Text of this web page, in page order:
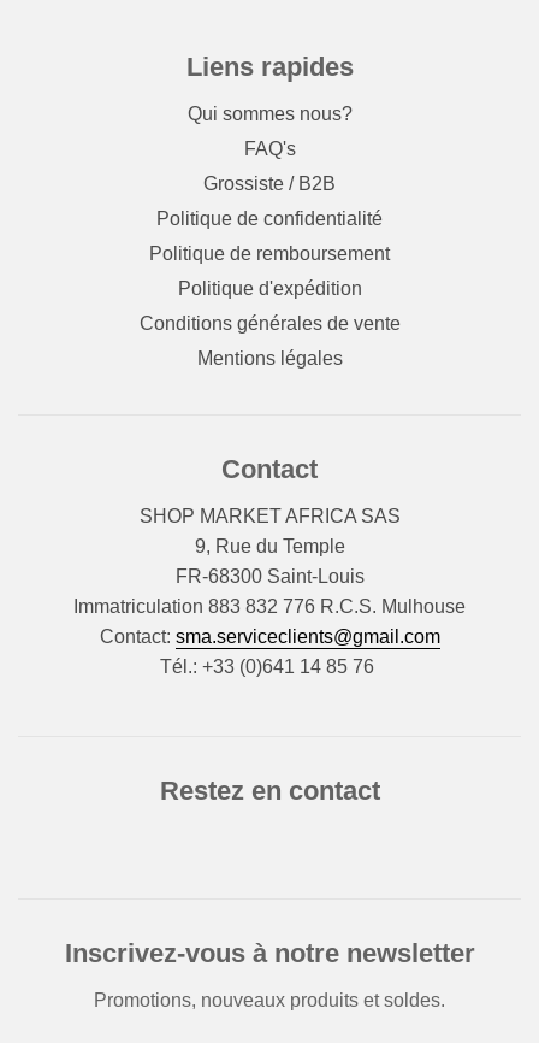
Liens rapides
Qui sommes nous?
FAQ's
Grossiste / B2B
Politique de confidentialité
Politique de remboursement
Politique d'expédition
Conditions générales de vente
Mentions légales
Contact
SHOP MARKET AFRICA SAS
9, Rue du Temple
FR-68300 Saint-Louis
Immatriculation 883 832 776 R.C.S. Mulhouse
Contact: sma.serviceclients@gmail.com
Tél.: +33 (0)641 14 85 76
Restez en contact
Inscrivez-vous à notre newsletter
Promotions, nouveaux produits et soldes.